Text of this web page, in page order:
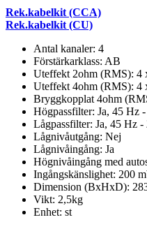
Rek.kabelkit (CCA)
Rek.kabelkit (CU)
Antal kanaler: 4
Förstärkarklass: AB
Uteffekt 2ohm (RMS): 4
Uteffekt 4ohm (RMS): 4
Bryggkopplat 4ohm
Högpassfilter: Ja, 45 Hz
Lågpassfilter: Ja, 45 Hz -
Lågnivåutgång: Nej
Lågnivåingång: Ja
Högnivåingång med
Ingångskänslighet: 200
Dimension (BxHxD):
Vikt: 2,5kg
Enhet: st